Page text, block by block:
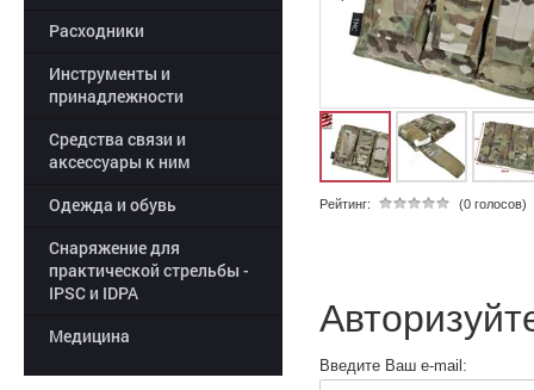
Рейтинг: (0 голосов)
Введите Ваш e-mail:
Расходники
Инструменты и
принадлежности
Средства связи и
аксессуары к ним
Одежда и обувь
Снаряжение для
практической стрельбы -
IPSC и IDPA
Медицина